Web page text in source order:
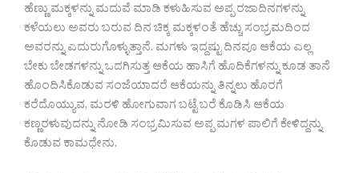
ಹೆಣ್ಣು ಮಕ್ಕಳನ್ನು ಮದುವೆ ಮಾಡಿ ಕಳುಹಿಸುವ ಅಪ್ಪ ರಜಾದಿನಗಳನ್ನು
ಕಳೆಯಲು ಅವರು ಬರುವ ದಿನ ಚಿಕ್ಕ ಮಕ್ಕಳಂತೆ ಹೆಚ್ಚು ಸಂಭ್ರಮದಿಂದ
ಅವರನ್ನು ಎದುರುಗೊಳ್ಳುತ್ತಾನೆ. ಮಗಳು ಇದ್ದಷ್ಟು ದಿನವೂ ಆಕೆಯ ಎಲ್ಲ
ಬೇಕು ಬೇಡಗಳನ್ನು ಒದಗಿಸುತ್ತ ಆಕೆಯ ಹಾಸಿಗೆ ಹೊದಿಕೆಗಳನ್ನು ಕೂಡ ತಾನೆ
ಹೊಂದಿಸಿಕೊಡುವ ಸಂಜೆಯಾದರೆ ಆಕೆಯನ್ನು ತಿನ್ನಲು ಹೊರಗೆ
ಕರೆದೊಯ್ಯುವ, ಮರಳಿ ಹೋಗುವಾಗ ಬಟ್ಟೆ ಬರೆ ಕೊಡಿಸಿ ಆಕೆಯ
ಕಣ್ಣರಳುವುದನ್ನು ನೋಡಿ ಸಂಭ್ರಮಿಸುವ ಅಪ್ಪ ಮಗಳ ಪಾಲಿಗೆ ಕೇಳಿದ್ದನ್ನು
ಕೊಡುವ ಕಾಮಧೇನು.